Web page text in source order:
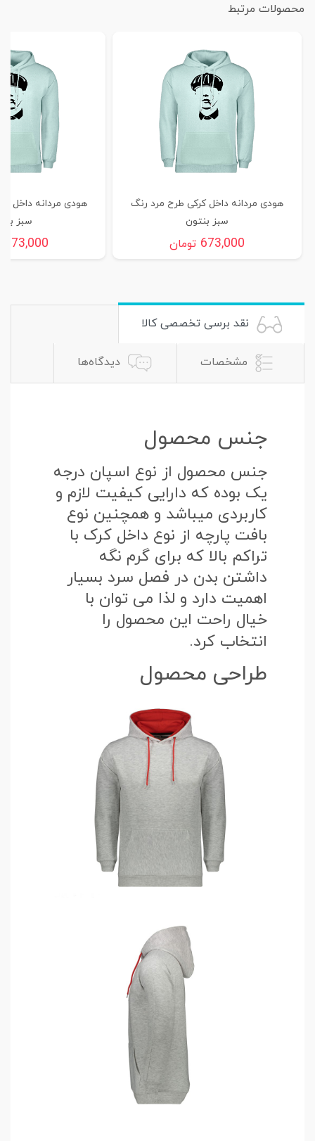
محصولات مرتبط
هودی مردانه داخل کرکی طرح مرد رنگ
سبز بنتون
673,000 تومان
هودی مردانه داخل
سبز
673,000
نقد برسی تخصصی کالا
مشخصات دیدگاه‌ها
جنس محصول
جنس محصول از نوع اسپان درجه
یک بوده که دارایی کیفیت لازم و
کاربردی میباشد و همچنین نوع
بافت پارچه از نوع داخل کرک با
تراکم بالا که برای گرم نگه
داشتن بدن در فصل سرد بسیار
اهمیت دارد و لذا می توان با
خیال راحت این محصول را
انتخاب کرد.
طراحی محصول